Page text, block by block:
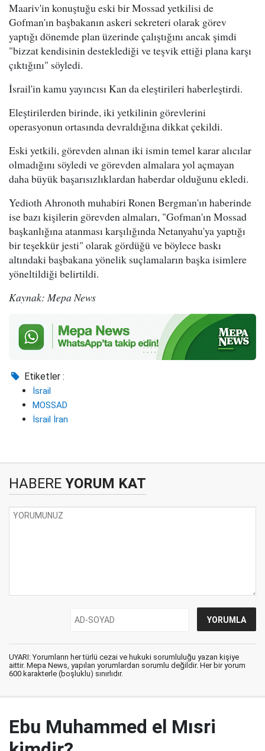
Maariv'in konuştuğu eski bir Mossad yetkilisi de
Gofman'ın başbakanın askeri sekreteri olarak görev
yaptığı dönemde plan üzerinde çalıştığını ancak şimdi
"bizzat kendisinin desteklediği ve teşvik ettiği plana karşı
çıktığını" söyledi.
İsrail'in kamu yayıncısı Kan da eleştirileri haberleştirdi.
Eleştirilerden birinde, iki yetkilinin görevlerini
operasyonun ortasında devraldığına dikkat çekildi.
Eski yetkili, görevden alınan iki ismin temel karar alıcılar
olmadığını söyledi ve görevden almalara yol açmayan
daha büyük başarısızlıklardan haberdar olduğunu ekledi.
Yedioth Ahronoth muhabiri Ronen Bergman'ın haberinde
ise bazı kişilerin görevden almaları, "Gofman'ın Mossad
başkanlığına atanması karşılığında Netanyahu'ya yaptığı
bir teşekkür jesti" olarak gördüğü ve böylece baskı
altındaki başbakana yönelik suçlamaların başka isimlere
yöneltildiği belirtildi.
Kaynak: Mepa News
Etiketler :
İsrail
MOSSAD
İsrail İran
HABERE YORUM KAT
UYARI: Yorumların her türlü cezai ve hukuki sorumluluğu yazan kişiye
aittir. Mepa News, yapılan yorumlardan sorumlu değildir. Her bir yorum
600 karakterle (boşluklu) sınırlıdır.
Ebu Muhammed el Mısri